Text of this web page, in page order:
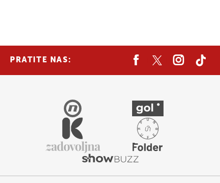
PRATITE NAS: